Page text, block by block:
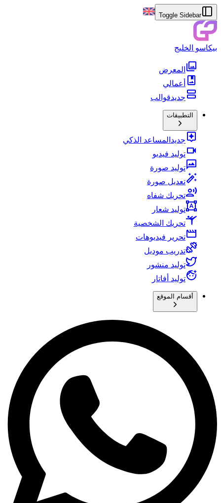
Toggle Sidebar
بيكاسو الخليج
المعرض
أعمالي
جديدقوالب
التطبيقات
جديد المساعد الذكي
توليد فيديو
توليد صورة
تعديل صورة
تحريك شفاه
توليد شعار
تحريك الشخصية
تحرير فيديوهات
تدريب موديل
توليد منشور
توليد أفاتار
أقسام الموقع